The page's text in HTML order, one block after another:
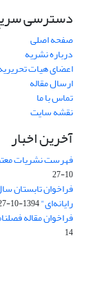
دسترسی
صفحه اصلی
درباره نشریه
اعضای هیات
ارسال مقاله
تماس با ما
نقشه سایت
آخرین اخبار
فهرست نشریات معتبر
10-27
رایانه‌ای"1394-10-27
فراخوان مقاله فصلنامه
14